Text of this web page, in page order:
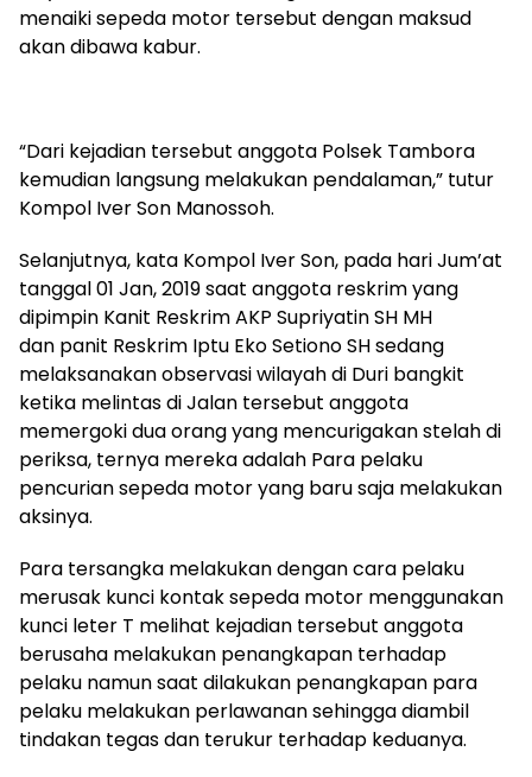
menaiki sepeda motor tersebut dengan maksud
akan dibawa kabur.
“Dari kejadian tersebut anggota Polsek Tambora
kemudian langsung melakukan pendalaman,” tutur
Kompol Iver Son Manossoh.
Selanjutnya, kata Kompol Iver Son, pada hari Jum’at
tanggal 01 Jan, 2019 saat anggota reskrim yang
dipimpin Kanit Reskrim AKP Supriyatin SH MH
dan panit Reskrim Iptu Eko Setiono SH sedang
melaksanakan observasi wilayah di Duri bangkit
ketika melintas di Jalan tersebut anggota
memergoki dua orang yang mencurigakan stelah di
periksa, ternya mereka adalah Para pelaku
pencurian sepeda motor yang baru saja melakukan
aksinya.
Para tersangka melakukan dengan cara pelaku
merusak kunci kontak sepeda motor menggunakan
kunci leter T melihat kejadian tersebut anggota
berusaha melakukan penangkapan terhadap
pelaku namun saat dilakukan penangkapan para
pelaku melakukan perlawanan sehingga diambil
tindakan tegas dan terukur terhadap keduanya.